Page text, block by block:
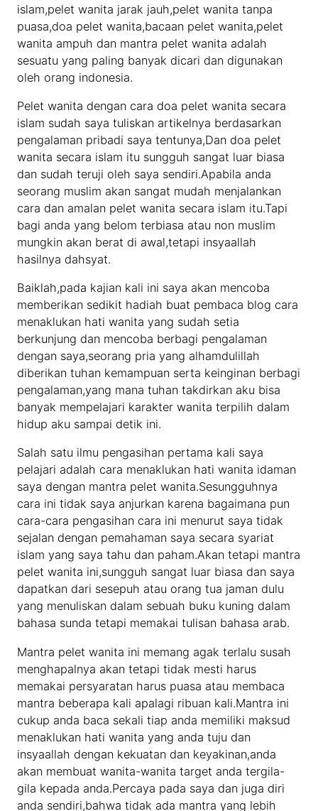
islam,pelet wanita jarak jauh,pelet wanita tanpa
puasa,doa pelet wanita,bacaan pelet wanita,pelet
wanita ampuh dan mantra pelet wanita adalah
sesuatu yang paling banyak dicari dan digunakan
oleh orang indonesia.
Pelet wanita dengan cara doa pelet wanita secara
islam sudah saya tuliskan artikelnya berdasarkan
pengalaman pribadi saya tentunya,Dan doa pelet
wanita secara islam itu sungguh sangat luar biasa
dan sudah teruji oleh saya sendiri.Apabila anda
seorang muslim akan sangat mudah menjalankan
cara dan amalan pelet wanita secara islam itu.Tapi
bagi anda yang belom terbiasa atau non muslim
mungkin akan berat di awal,tetapi insyaallah
hasilnya dahsyat.
Baiklah,pada kajian kali ini saya akan mencoba
memberikan sedikit hadiah buat pembaca blog cara
menaklukan hati wanita yang sudah setia
berkunjung dan mencoba berbagi pengalaman
dengan saya,seorang pria yang alhamdulillah
diberikan tuhan kemampuan serta keinginan berbagi
pengalaman,yang mana tuhan takdirkan aku bisa
banyak mempelajari karakter wanita terpilih dalam
hidup aku sampai detik ini.
Salah satu ilmu pengasihan pertama kali saya
pelajari adalah cara menaklukan hati wanita idaman
saya dengan mantra pelet wanita.Sesungguhnya
cara ini tidak saya anjurkan karena bagaimana pun
cara-cara pengasihan cara ini menurut saya tidak
sejalan dengan pemahaman saya secara syariat
islam yang saya tahu dan paham.Akan tetapi mantra
pelet wanita ini,sungguh sangat luar biasa dan saya
dapatkan dari sesepuh atau orang tua jaman dulu
yang menuliskan dalam sebuah buku kuning dalam
bahasa sunda tetapi memakai tulisan bahasa arab.
Mantra pelet wanita ini memang agak terlalu susah
menghapalnya akan tetapi tidak mesti harus
memakai persyaratan harus puasa atau membaca
mantra beberapa kali apalagi ribuan kali.Mantra ini
cukup anda baca sekali tiap anda memiliki maksud
menaklukan hati wanita yang anda tuju dan
insyaallah dengan kekuatan dan keyakinan,anda
akan membuat wanita-wanita target anda tergila-
gila kepada anda.Percaya pada saya dan juga diri
anda sendiri,bahwa tidak ada mantra yang lebih